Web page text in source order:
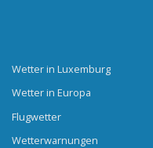
Wetter in Luxemburg
Wetter in Europa
Flugwetter
Wetterwarnungen